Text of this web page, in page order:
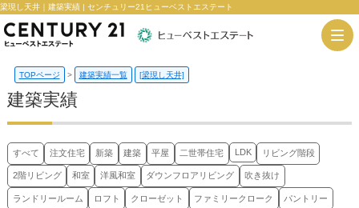
梁現し天井｜建築実績 | センチュリー21ヒューベストエステート
TOPページ > 建築実績一覧 [梁現し天井]
建築実績
すべて 注文住宅 新築 建築 平屋 二世帯住宅 LDK リビング階段
2階リビング 和室 洋風和室 ダウンフロアリビング 吹き抜け
ランドリールーム ロフト クローゼット ファミリークローク パントリー